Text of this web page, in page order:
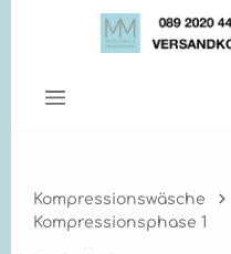
Zum Hauptinhalt springen
Kompressionswäsche
Kompressionsphase 1